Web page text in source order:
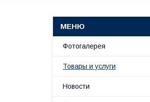
Фотогалерея
Товары и услуги
Новости